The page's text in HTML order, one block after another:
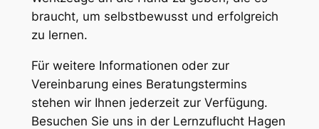
braucht, um selbstbewusst und erfolgreich
zu lernen.
Für weitere Informationen oder zur
Vereinbarung eines Beratungstermins
stehen wir Ihnen jederzeit zur Verfügung.
Besuchen Sie uns in der Lernzuflucht Hagen